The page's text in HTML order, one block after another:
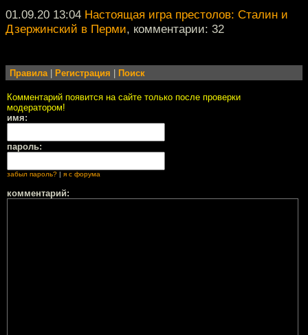
01.09.20 13:04 Настоящая игра престолов: Сталин и
Дзержинский в Перми, комментарии: 32
Правила| Регистрация Поиск
Комментарий появится на сайте только после проверки
модератором!
имя:
пароль:
забыл пароль? я с форума
комментарий: